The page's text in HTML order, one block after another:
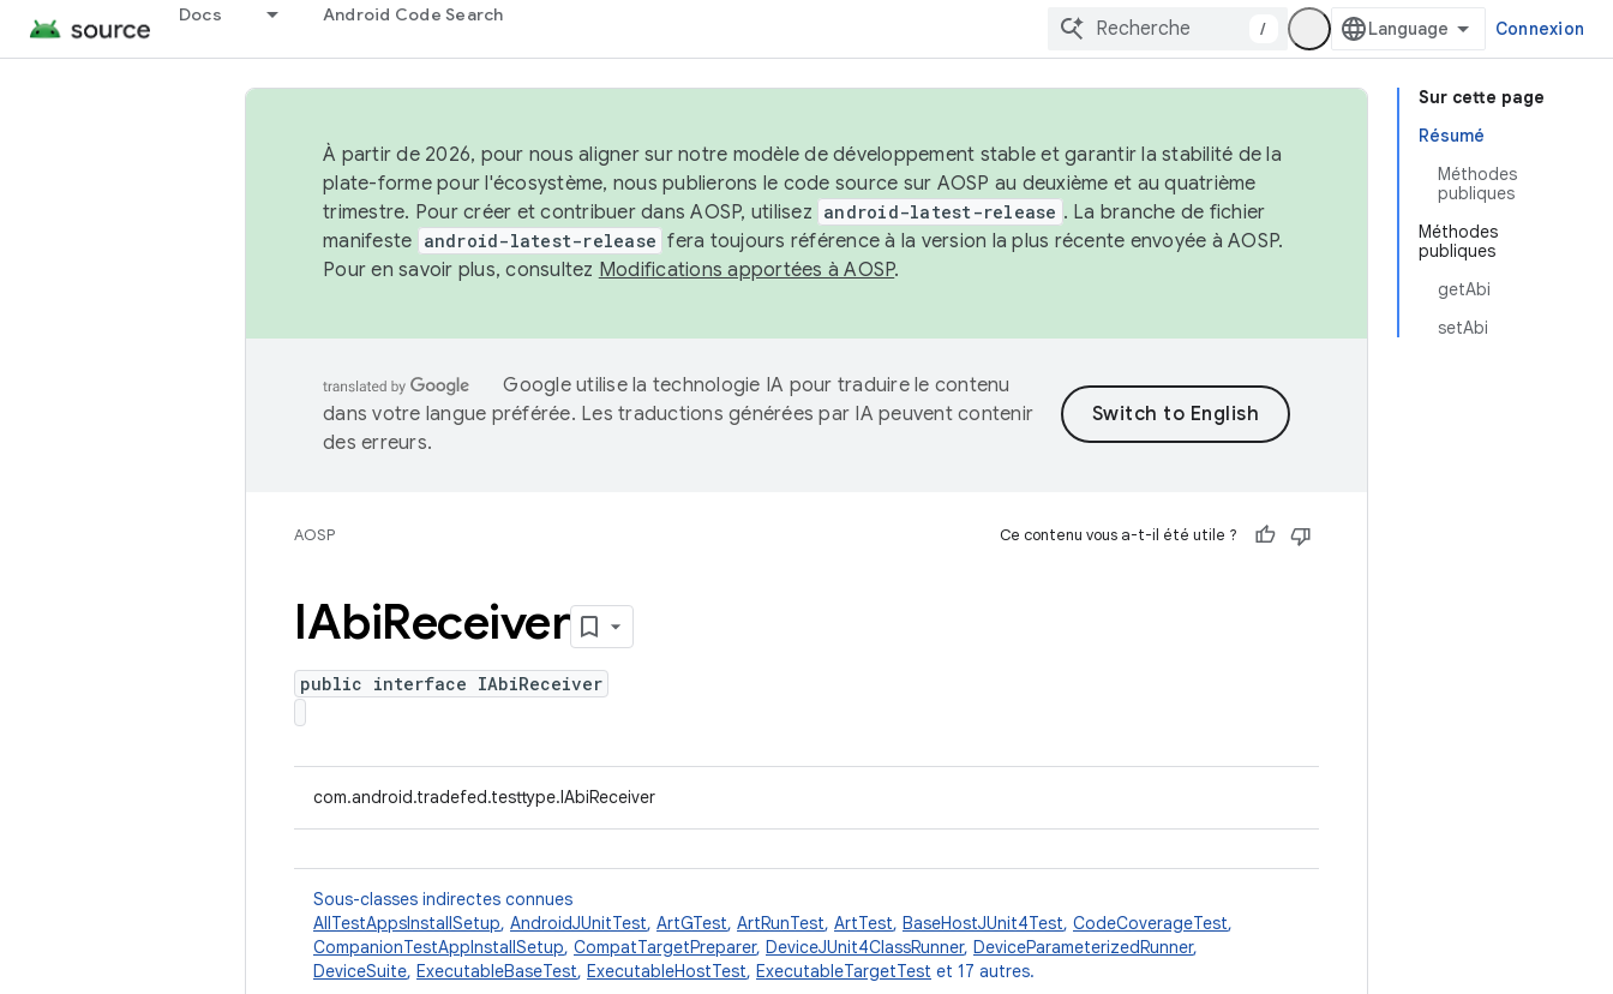
Docs Android Code Search
/ Connexion
Sur cette page
Résumé
Méthodes
publiques
Méthodes
publiques
getAbi
setAbi
À partir de 2026, pour nous aligner sur notre modèle de développement stable et garantir la stabilité de la
plate-forme pour l'écosystème, nous publierons le code source sur AOSP au deuxième et au quatrième
trimestre. Pour créer et contribuer dans AOSP, utilisez android-latest-release . La branche de fichier
manifeste android-latest-release fera toujours référence à la version la plus récente envoyée à AOSP.
Pour en savoir plus, consultez Modifications apportées à AOSP.
Google utilise la technologie IA pour traduire le contenu
dans votre langue préférée. Les traductions générées par IA peuvent contenir
des erreurs.
AOSP Ce contenu vous a-t-il été utile ?
IAbiReceiver
public interface IAbiReceiver
com.android.tradefed.testtype.IAbiReceiver
Sous-classes indirectes connues
AllTestAppsInstallSetup, AndroidJUnitTest, ArtGTest, ArtRunTest, ArtTest, BaseHostJUnit4Test, CodeCoverageTest,
CompanionTestAppInstallSetup, CompatTargetPreparer, DeviceJUnit4ClassRunner, DeviceParameterizedRunner,
DeviceSuite, ExecutableBaseTest, ExecutableHostTest, ExecutableTargetTest et 17 autres.